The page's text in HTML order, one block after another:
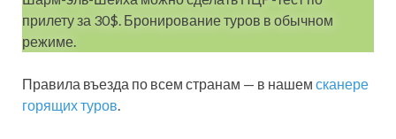
прилету за 30$. Бронирование туров в обычном
режиме.
Правила въезда по всем странам — в нашем сканере
горящих туров.